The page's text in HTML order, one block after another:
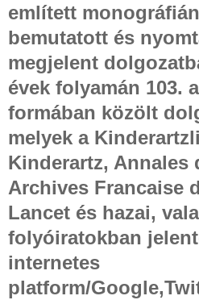
említett
bemutatott és
megjelent
évek folyamán 103.
formában közölt
melyek a
Kinderartz, Annales
Archives Francaise
Lancet és hazai,
folyóiratokban
internetes
platform/